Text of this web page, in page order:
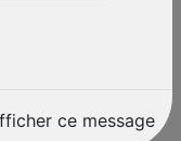
ce message
besoins, que
pour faire